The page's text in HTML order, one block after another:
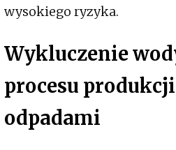
wysokiego ryzyka.
Wykluczenie
procesu
odpadami